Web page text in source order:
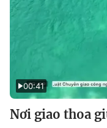
00:41
Nơi giao thoa